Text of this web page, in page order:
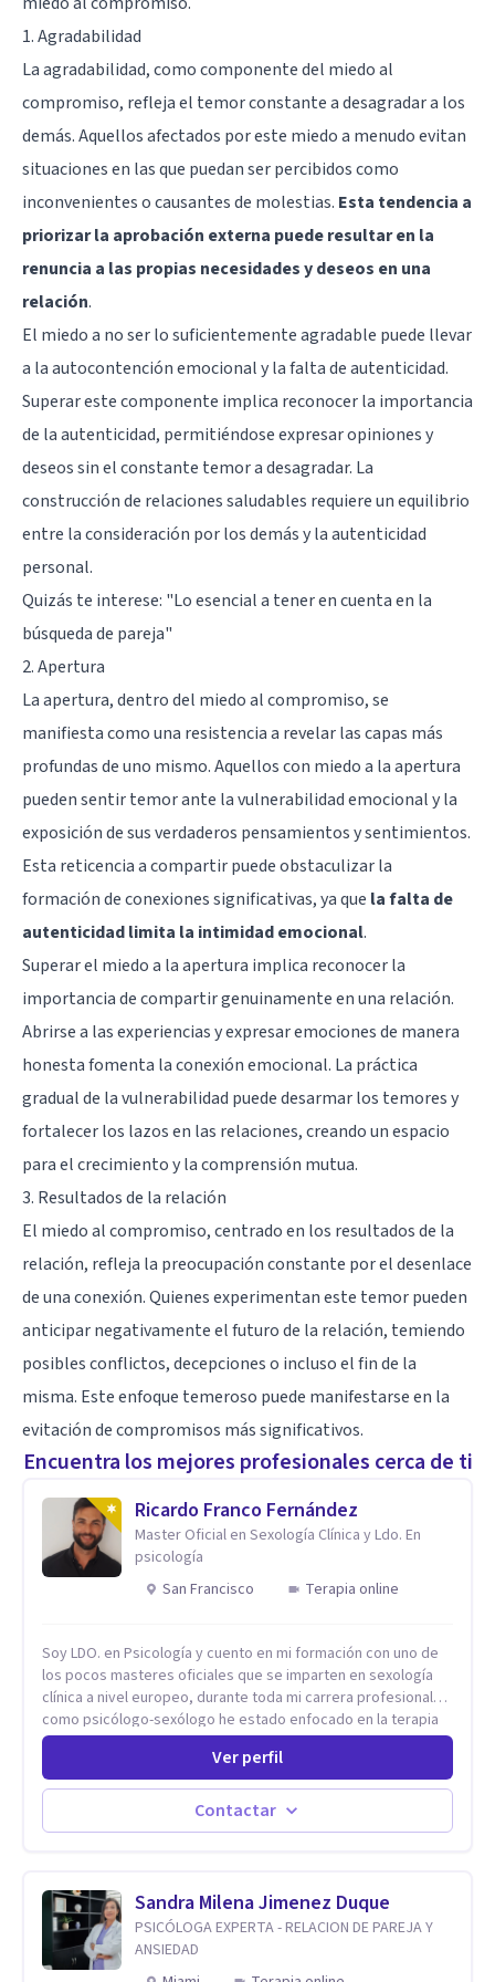
1. Agradabilidad
La agradabilidad, como componente del miedo al
compromiso, refleja el temor constante a desagradar a los
demás. Aquellos afectados por este miedo a menudo evitan
situaciones en las que puedan ser percibidos como
inconvenientes o causantes de molestias. Esta tendencia a
priorizar la aprobación externa puede resultar en la
renuncia a las propias necesidades y deseos en una
relación.
El miedo a no ser lo suficientemente agradable puede llevar
a la autocontención emocional y la falta de autenticidad.
Superar este componente implica reconocer la importancia
de la autenticidad, permitiéndose expresar opiniones y
deseos sin el constante temor a desagradar. La
construcción de relaciones saludables requiere un equilibrio
entre la consideración por los demás y la autenticidad
personal.
Quizás te interese: "Lo esencial a tener en cuenta en la
búsqueda de pareja"
2. Apertura
La apertura, dentro del miedo al compromiso, se
manifiesta como una resistencia a revelar las capas más
profundas de uno mismo. Aquellos con miedo a la apertura
pueden sentir temor ante la vulnerabilidad emocional y la
exposición de sus verdaderos pensamientos y sentimientos.
Esta reticencia a compartir puede obstaculizar la
formación de conexiones significativas, ya que la falta de
autenticidad limita la intimidad emocional.
Superar el miedo a la apertura implica reconocer la
importancia de compartir genuinamente en una relación.
Abrirse a las experiencias y expresar emociones de manera
honesta fomenta la conexión emocional. La práctica
gradual de la vulnerabilidad puede desarmar los temores y
fortalecer los lazos en las relaciones, creando un espacio
para el crecimiento y la comprensión mutua.
3. Resultados de la relación
El miedo al compromiso, centrado en los resultados de la
relación, refleja la preocupación constante por el desenlace
de una conexión. Quienes experimentan este temor pueden
anticipar negativamente el futuro de la relación, temiendo
posibles conflictos, decepciones o incluso el fin de la
misma. Este enfoque temeroso puede manifestarse en la
evitación de compromisos más significativos.
Encuentra los mejores profesionales cerca de ti
Ricardo Franco Fernández
Master Oficial en Sexología Clínica y Ldo. En
psicología
San Francisco
Terapia online
Soy LDO. en Psicología y cuento en mi formación con uno de
los pocos masteres oficiales que se imparten en sexología
clínica a nivel europeo, durante toda mi carrera profesional
como psicólogo-sexólogo he estado enfocado en la terapia
sexual desde una perspectiva multidisciplinar BIO-PSICO-
SOCIAL ya que aunque las bases de mi trabajo son
psicológicas, si no se tienen en consideración otros factores
la terapia puede no funcionar al tener una visión demasiado
simplista, excluyendo de antemano otros factores que
como algo particular e intentando adaptarme a tu situación
personal concreta. En especial mi ámbito de trabajo es la
disfunción eréctil, la eyaculación precoz y la falta de deseo
tanto en mujeres como en hombres. La sexualidad es de
Ver perfil
Contactar
Sandra Milena Jimenez Duque
PSICÓLOGA EXPERTA - RELACION DE PAREJA Y
ANSIEDAD